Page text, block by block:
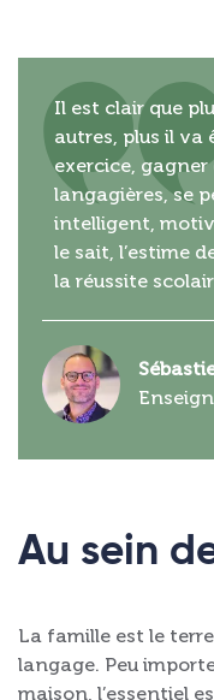
Il est clair que
autres, plus il va
exercice,
langagières, se
intelligent,
le sait, l’estime
la réussite
Au sein
La famille est le
langage. Peu
maison, l’essentiel